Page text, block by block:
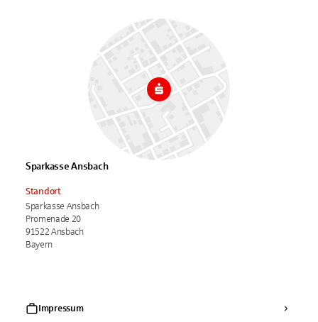
Sparkasse Ansbach
Standort
Sparkasse Ansbach
Promenade 20
91522 Ansbach
Bayern
Impressum